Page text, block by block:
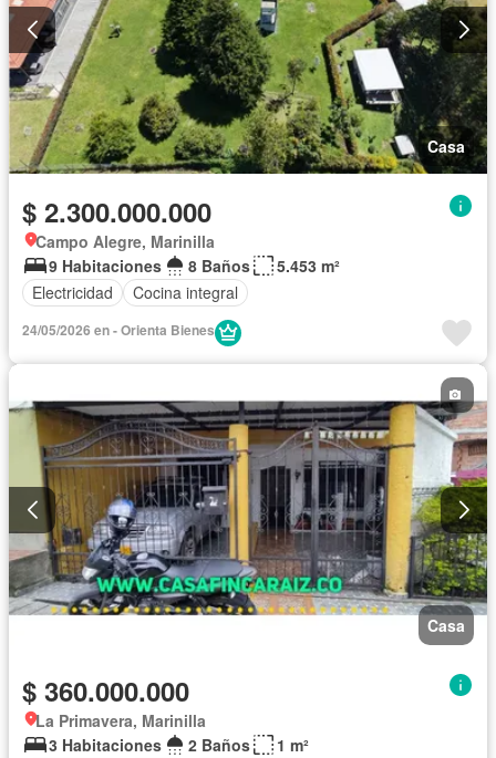
Casa
$ 2.300.000.000
Campo Alegre, Marinilla
9 Habitaciones
8 Baños
5.453 m²
Electricidad
Cocina integral
24/05/2026 en - Orienta Bienes
Casa
$ 360.000.000
La Primavera, Marinilla
3 Habitaciones
2 Baños
1 m²